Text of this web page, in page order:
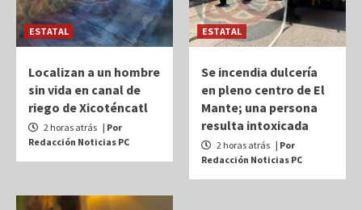
ESTATAL
Localizan a un hombre
sin vida en canal de
riego de Xicoténcatl
2 horas atrás | Por
Redacción Noticias PC
ESTATAL
Se incendia dulcería
en pleno centro de El
Mante; una persona
resulta intoxicada
2 horas atrás | Por
Redacción Noticias PC